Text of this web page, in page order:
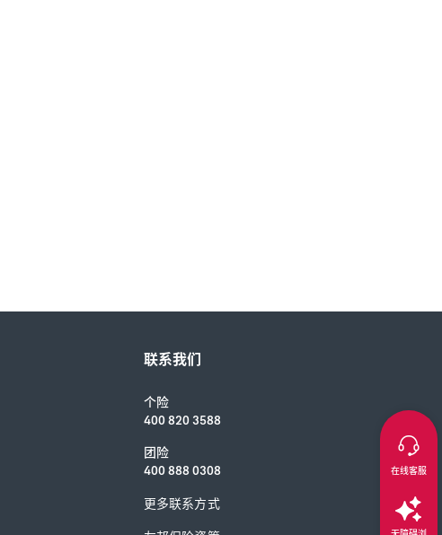
联系我们
个险
400 820 3588
团险
400 888 0308
更多联系方式
在线客服